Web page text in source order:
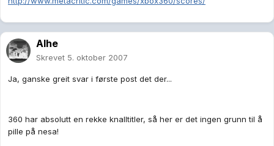
Alhe
Skrevet 5. oktober 2007
Ja, ganske greit svar i første post det der...
360 har absolutt en rekke knalltitler, så her er det ingen grunn til å
pille på nesa!